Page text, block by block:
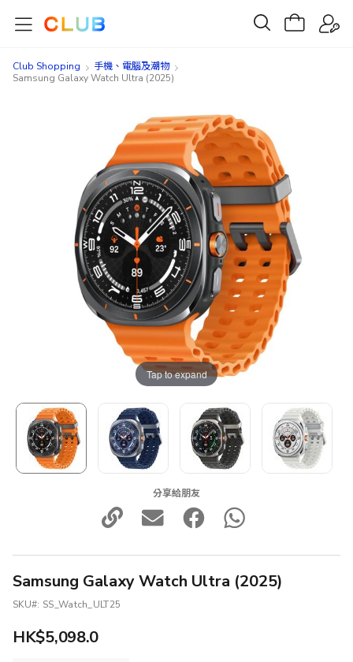
Club Shopping
手機、電腦及潮物
Samsung Galaxy Watch Ultra (2025)
Tap to expand
分享給朋友
Samsung Galaxy Watch Ultra (2025)
SKU SS_Watch_ULT25
HK$5,098.0